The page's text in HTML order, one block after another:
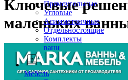
Прямоугольные
Угловые
Асимметричные
Отдельностоящие
Комплекты
ванн
Мебель
Ключевые
маленьких